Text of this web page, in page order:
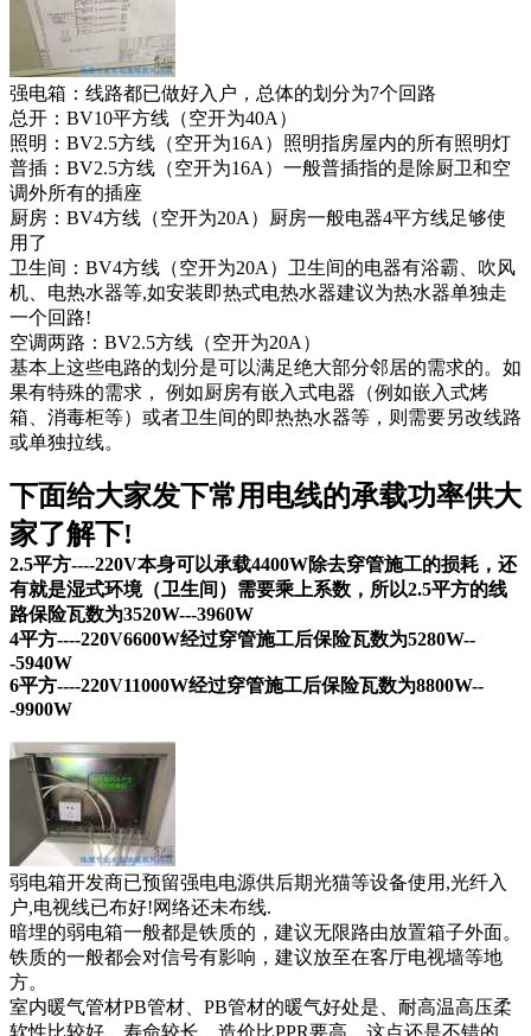
强电箱：线路都已做好入户，总体的划分为7个回路
总开：BV10平方线（空开为40A）
照明：BV2.5方线（空开为16A）照明指房屋内的所有照明灯
普插：BV2.5方线（空开为16A）一般普插指的是除厨卫和空
调外所有的插座
厨房：BV4方线（空开为20A）厨房一般电器4平方线足够使
用了
卫生间：BV4方线（空开为20A）卫生间的电器有浴霸、吹风
机、电热水器等,如安装即热式电热水器建议为热水器单独走
一个回路!
空调两路：BV2.5方线（空开为20A）
基本上这些电路的划分是可以满足绝大部分邻居的需求的。如
果有特殊的需求， 例如厨房有嵌入式电器（例如嵌入式烤
箱、消毒柜等）或者卫生间的即热热水器等，则需要另改线路
或单独拉线。
下面给大家发下常用电线的承载功率供大
家了解下!
2.5平方----220V本身可以承载4400W除去穿管施工的损耗，还
有就是湿式环境（卫生间）需要乘上系数，所以2.5平方的线
路保险瓦数为3520W---3960W
4平方----220V6600W经过穿管施工后保险瓦数为5280W--
-5940W
6平方----220V11000W经过穿管施工后保险瓦数为8800W--
-9900W
弱电箱开发商已预留强电电源供后期光猫等设备使用,光纤入
户,电视线已布好!网络还未布线.
暗埋的弱电箱一般都是铁质的，建议无限路由放置箱子外面。
铁质的一般都会对信号有影响，建议放至在客厅电视墙等地
方。
室内暖气管材PB管材、PB管材的暖气好处是、耐高温高压柔
软性比较好、寿命较长、造价比PPR要高、这点还是不错的